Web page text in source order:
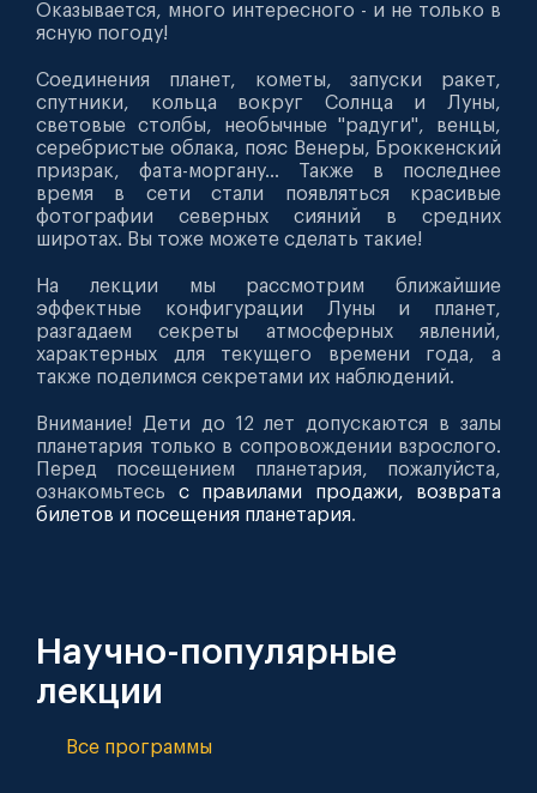
Оказывается, много интересного - и не только в
ясную погоду!
Соединения планет, кометы, запуски ракет,
спутники, кольца вокруг Солнца и Луны,
световые столбы, необычные "радуги", венцы,
серебристые облака, пояс Венеры, Броккенский
призрак, фата-моргану... Также в последнее
время в сети стали появляться красивые
фотографии северных сияний в средних
широтах. Вы тоже можете сделать такие!
На лекции мы рассмотрим ближайшие
эффектные конфигурации Луны и планет,
разгадаем секреты атмосферных явлений,
характерных для текущего времени года, а
также поделимся секретами их наблюдений.
Внимание! Дети до 12 лет допускаются в залы
планетария только в сопровождении взрослого.
Перед посещением планетария, пожалуйста,
ознакомьтесь с правилами продажи, возврата
билетов и посещения планетария.
Научно-популярные
лекции
Все программы